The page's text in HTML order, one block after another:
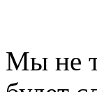
Мы не